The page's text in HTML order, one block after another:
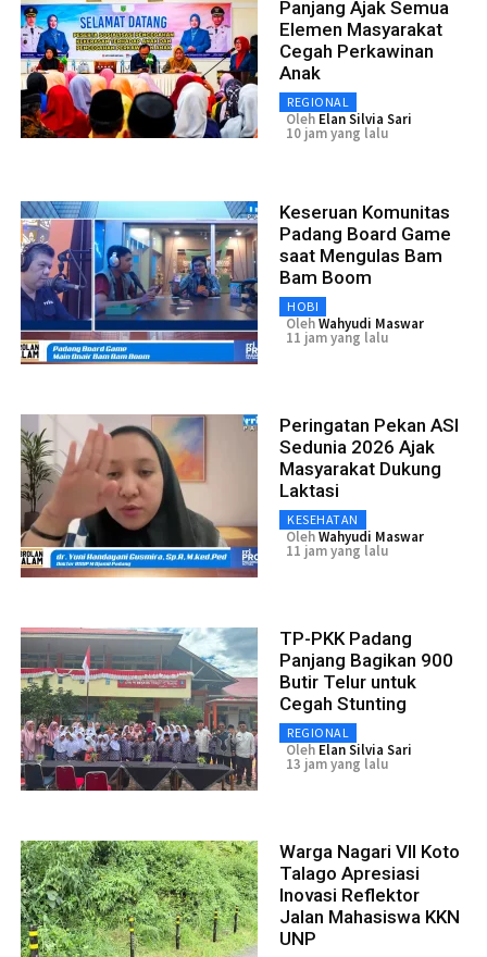
Panjang Ajak Semua
Elemen Masyarakat
Cegah Perkawinan
Anak
REGIONAL
Oleh Elan Silvia Sari
10 jam yang lalu
Keseruan Komunitas
Padang Board Game
saat Mengulas Bam
Bam Boom
HOBI
OlehWahyudi Maswar
11 jam yang lalu
Peringatan Pekan ASI
Sedunia 2026 Ajak
Masyarakat Dukung
Laktasi
KESEHATAN
OlehWahyudi Maswar
11 jam yang lalu
TP-PKK Padang
Panjang Bagikan 900
Butir Telur untuk
Cegah Stunting
REGIONAL
Oleh Elan Silvia Sari
13 jam yang lalu
Warga Nagari VII Koto
Talago Apresiasi
Inovasi Reflektor
Jalan Mahasiswa KKN
UNP